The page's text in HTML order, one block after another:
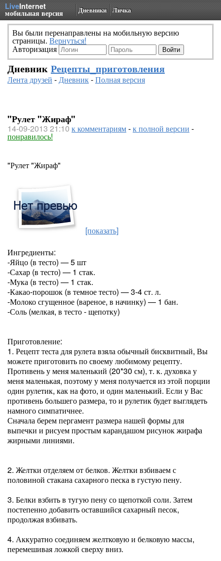
LiveInternet
мобильная версия Дневники Личка
Вы были перенаправлены на мобильную версию
страницы. Вернуться!
Авторизация
Дневник Рецепты_приготовления
Лента друзей -Дневник-Полная версия
"Рулет "Жираф"
14-09-2013 21:10 к комментариям-к полной версии -
понравилось!
"Рулет "Жираф"
[показать]
Ингредиенты:
-Яйцо (в тесто) — 5 шт
-Сахар (в тесто) — 1 стак.
-Мука (в тесто) — 1 стак.
-Какао-порошок (в темное тесто) — 3-4 ст. л.
-Молоко сгущенное (вареное, в начинку) — 1 бан.
-Соль (мелкая, в тесто - щепотку)
Приготовление:
1. Рецепт теста для рулета взяла обычный бисквитный, Вы
можете приготовить по своему любимому рецепту.
Противень у меня маленький (20*30 см), т. к. духовка у
меня маленькая, поэтому у меня получается из этой порции
один рулетик, как на фото, и один маленький. Если у Вас
противень большего размера, то и рулетик будет выглядеть
намного симпатичнее.
Сначала берем пергамент размера нашей формы для
выпечки и рисуем простым карандашом рисунок жирафа
жирными линиями.
2. Желтки отделяем от белков. Желтки взбиваем с
половиной стакана сахарного песка в густую пену.
3. Белки взбить в тугую пену со щепоткой соли. Затем
постепенно добавить оставшийся сахарный песок,
продолжая взбивать.
4. Аккуратно соединяем желтковую и белковую массы,
перемешивая ложкой сверху вниз.